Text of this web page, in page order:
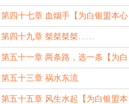
第四十七章 血烟手【为白银盟本心
加更1】
第四十九章 桀桀桀桀……
第五十一章 两条路，选一条【为白
银盟本心加更3】
第五十三章 祸水东流
第五十五章 风生水起【为白银盟本